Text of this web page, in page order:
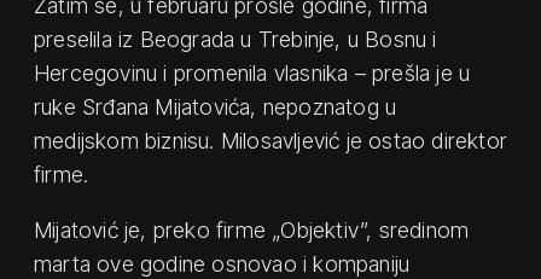
Zatim se, u februaru prošle godine, firma
preselila iz Beograda u Trebinje, u Bosnu i
Hercegovinu i promenila vlasnika – prešla je u
ruke Srđana Mijatovića, nepoznatog u
medijskom biznisu. Milosavljević je ostao direktor
firme.
Mijatović je, preko firme „Objektiv”, sredinom
marta ove godine osnovao i kompaniju